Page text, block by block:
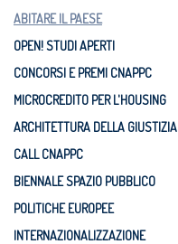
ABITARE IL PAESE
OPEN! STUDI APERTI
CONCORSI E PREMI CNAPPC
MICROCREDITO PER L'HOUSING
ARCHITETTURA DELLA GIUSTIZIA
CALL CNAPPC
BIENNALE SPAZIO PUBBLICO
POLITICHE EUROPEE
INTERNAZIONALIZZAZIONE